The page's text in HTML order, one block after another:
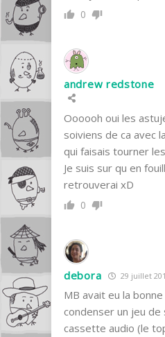
0
andrew redstone
Oooooh oui les
soiviens de ca avec
qui faisais tourner
Je suis sur qu en
retrouverai xD
0
debora 29 juillet
MB avait eu la
condenser un jeu
cassette audio (le